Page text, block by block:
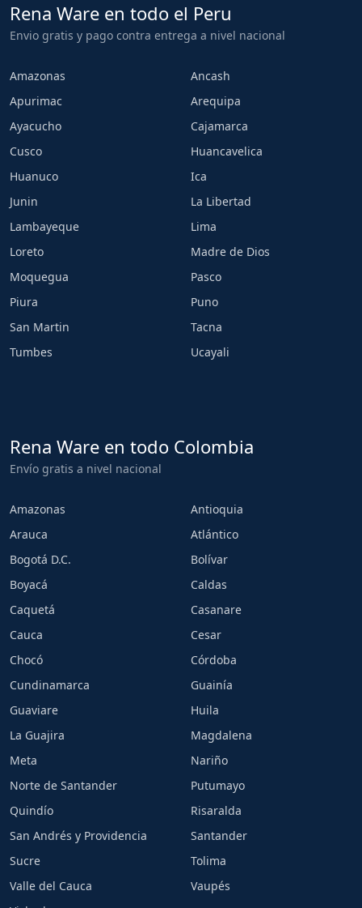
Rena Ware en todo el Peru
Envio gratis y pago contra entrega a nivel nacional
Amazonas
Ancash
Apurimac
Arequipa
Ayacucho
Cajamarca
Cusco
Huancavelica
Huanuco
Ica
Junin
La Libertad
Lambayeque
Lima
Loreto
Madre de Dios
Moquegua
Pasco
Piura
Puno
San Martin
Tacna
Tumbes
Ucayali
Rena Ware en todo Colombia
Envío gratis a nivel nacional
Amazonas
Antioquia
Arauca
Atlántico
Bogotá D.C.
Bolívar
Boyacá
Caldas
Caquetá
Casanare
Cauca
Cesar
Chocó
Córdoba
Cundinamarca
Guainía
Guaviare
Huila
La Guajira
Magdalena
Meta
Nariño
Norte de Santander
Putumayo
Quindío
Risaralda
San Andrés y Providencia
Santander
Sucre
Tolima
Valle del Cauca
Vaupés